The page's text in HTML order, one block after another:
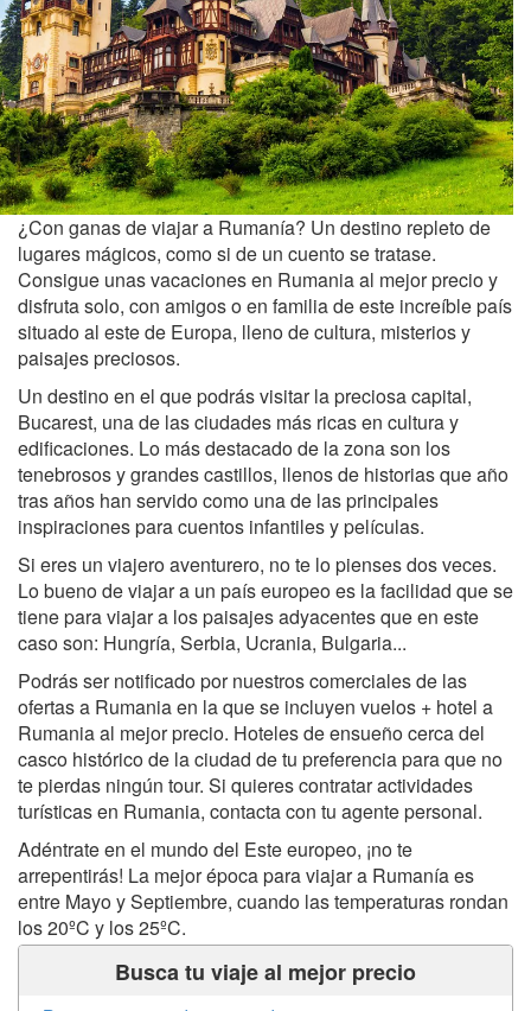
¿Con ganas de viajar a Rumanía? Un destino repleto de
lugares mágicos, como si de un cuento se tratase.
Consigue unas vacaciones en Rumania al mejor precio y
disfruta solo, con amigos o en familia de este increíble país
situado al este de Europa, lleno de cultura, misterios y
paisajes preciosos.
Un destino en el que podrás visitar la preciosa capital,
Bucarest, una de las ciudades más ricas en cultura y
edificaciones. Lo más destacado de la zona son los
tenebrosos y grandes castillos, llenos de historias que año
tras años han servido como una de las principales
inspiraciones para cuentos infantiles y películas.
Si eres un viajero aventurero, no te lo pienses dos veces.
Lo bueno de viajar a un país europeo es la facilidad que se
tiene para viajar a los paisajes adyacentes que en este
caso son: Hungría, Serbia, Ucrania, Bulgaria...
Podrás ser notificado por nuestros comerciales de las
ofertas a Rumania en la que se incluyen vuelos + hotel a
Rumania al mejor precio. Hoteles de ensueño cerca del
casco histórico de la ciudad de tu preferencia para que no
te pierdas ningún tour. Si quieres contratar actividades
turísticas en Rumania, contacta con tu agente personal.
Adéntrate en el mundo del Este europeo, ¡no te
arrepentirás! La mejor época para viajar a Rumanía es
entre Mayo y Septiembre, cuando las temperaturas rondan
los 20ºC y los 25ºC.
Busca tu viaje al mejor precio